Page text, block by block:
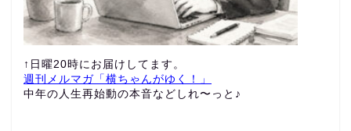
↑日曜20時にお届けしてます。
週刊メルマガ「横ちゃんがゆく！」
中年の人生再始動の本音などしれ〜っと♪